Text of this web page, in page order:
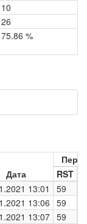
10
26
75.86 %
Дата
RST
13:01 59
13:06 59
13:07 59